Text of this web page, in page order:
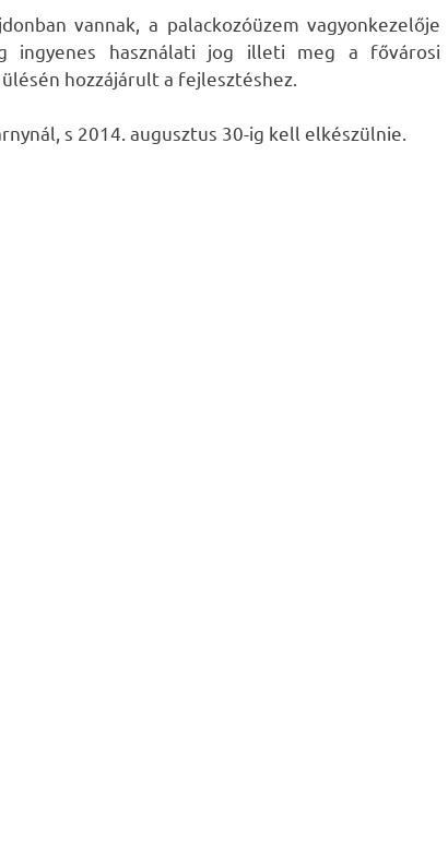
vannak, a palackozóüzem vagyonkezelője
ingyenes használati jog illeti meg a fővárosi
hozzájárult a fejlesztéshez.
s 2014. augusztus 30-ig kell elkészülnie.